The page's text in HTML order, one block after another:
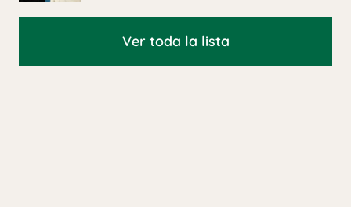
Ver toda la lista